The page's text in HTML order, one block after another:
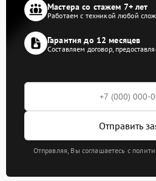
Мастера со стажем 7+ лет
Работаем с техникой любой
Гарантия до 12 месяцев
Составляем договор,
Отправить
Отправляя, Вы соглашаетесь с